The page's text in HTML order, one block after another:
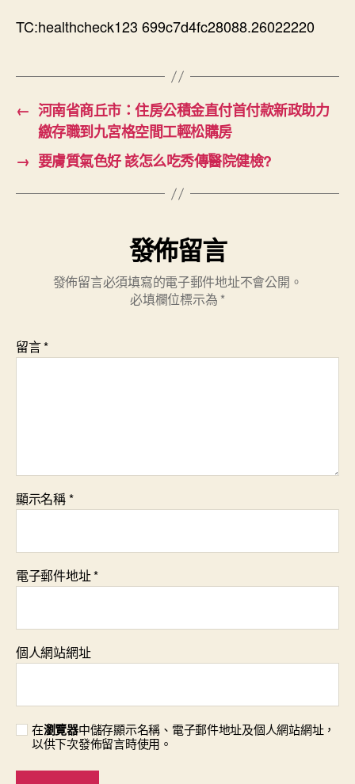
TC:healthcheck123 699c7d4fc28088.26022220
← 河南省商丘市：住房公積金直付首付款新政助力
繳存職到九宮格空間工輕松購房
→ 要膚質氣色好 該怎么吃秀傳醫院健檢?
發佈留言
發佈留言必須填寫的電子郵件地址不會公開。
必填欄位標示為 *
留言*
顯示名稱*
電子郵件地址*
個人網站網址
在瀏覽器中儲存顯示名稱、電子郵件地址及個人網站網址，
以供下次發佈留言時使用。